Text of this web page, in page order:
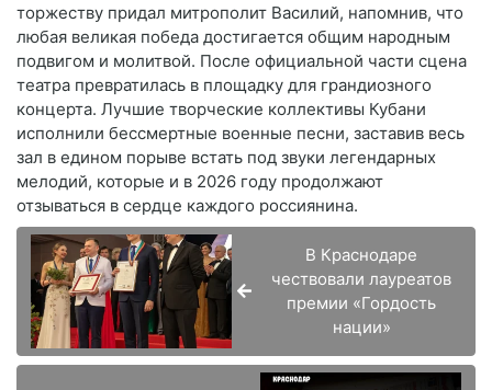
торжеству придал митрополит Василий, напомнив, что
любая великая победа достигается общим народным
подвигом и молитвой. После официальной части сцена
театра превратилась в площадку для грандиозного
концерта. Лучшие творческие коллективы Кубани
исполнили бессмертные военные песни, заставив весь
зал в едином порыве встать под звуки легендарных
мелодий, которые и в 2026 году продолжают
отзываться в сердце каждого россиянина.
В Краснодаре
чествовали лауреатов
премии «Гордость
нации»